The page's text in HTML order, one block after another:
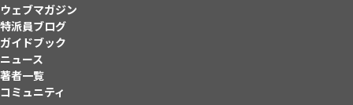
ウェブマガジン
特派員ブログ
ガイドブック
ニュース
著者一覧
コミュニティ